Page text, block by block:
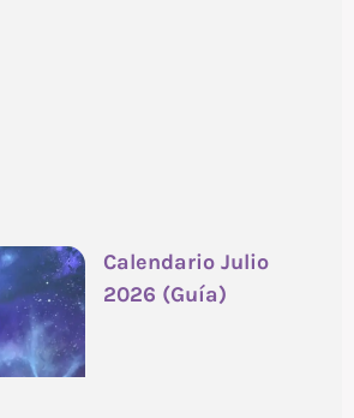
Calendario Julio
2026 (Guía)